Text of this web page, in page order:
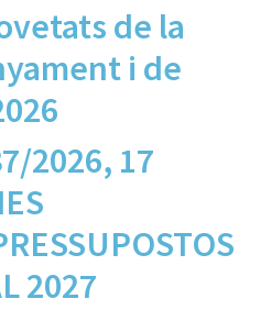
de la
i de
2026, 17
2027